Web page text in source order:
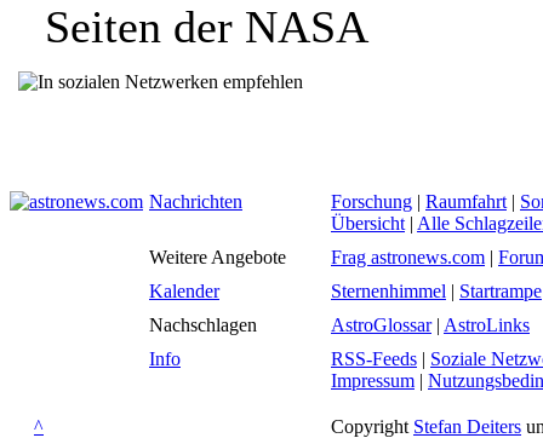
Seiten der NASA
Nachrichten Forschung | Raumfahrt |
Übersicht | Alle
Weitere Angebote
Frag astronews.com |
Kalender
Sternenhimmel | Startrampe
Nachschlagen
AstroGlossar| AstroLinks
Info
RSS-Feeds | Soziale
Impressum |
^ Copyright Stefan Deiters